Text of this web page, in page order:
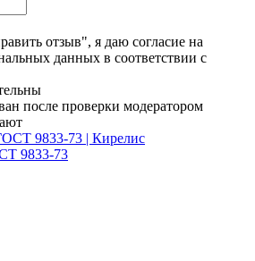
отзыв", я даю согласие на
данных в соответствии с
после проверки модератором
9833-73